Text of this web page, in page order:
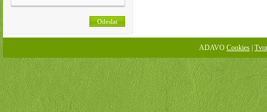
ADAVO Cookies